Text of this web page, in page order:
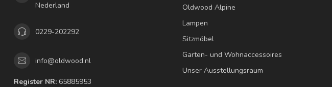
Nederland
0229-202292
info@oldwood.nl
Register NR: 65885953
Oldwood Alpine
Lampen
Sitzmöbel
Garten- und Wohnaccessoires
Unser Ausstellungsraum